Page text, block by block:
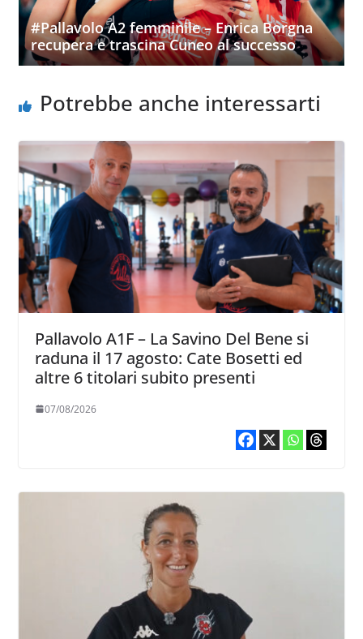
#Pallavolo A2 femminile – Enrica Borgna
recupera e trascina Cuneo al successo
Potrebbe anche interessarti
Pallavolo A1F – La Savino Del Bene si
raduna il 17 agosto: Cate Bosetti ed
altre 6 titolari subito presenti
07/08/2026